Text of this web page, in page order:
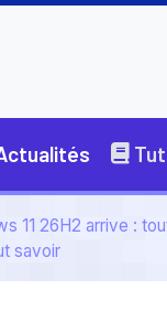
11 26H2 arrive :
savoir